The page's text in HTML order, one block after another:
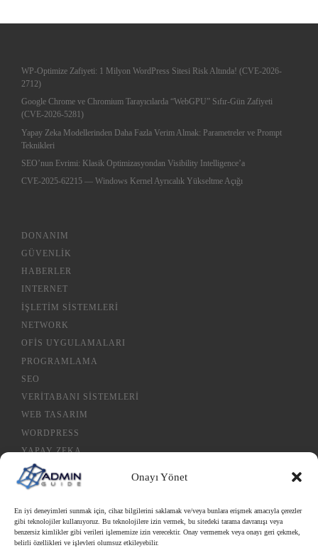
Onayı Yönet
En iyi deneyimleri sunmak için, cihaz bilgilerini saklamak ve/veya bunlara erişmek amacıyla çerezler
gibi teknolojiler kullanıyoruz. Bu teknolojilere izin vermek, bu sitedeki tarama davranışı veya
benzersiz kimlikler gibi verileri işlememize izin verecektir. Onay vermemek veya onayı geri çekmek,
belirli özellikleri ve işlevleri olumsuz etkileyebilir.
WP-Optimize Zafiyeti: 1 Milyon WordPress Sitesi Risk Altında! (CVE-2026-
2712)
Google Chrome ve Chromium Tarayıcılarda “WebGPU” Sıfır-Gün Zafiyeti
(CVE-2026-5281)
Yapay Zeka Modellerinden Daha Fazla Verim Almak: Parametreler ve Prompt
Teknikleri
SEO’nun Evrimi: Klasik Optimizasyondan Visibility Intelligence’a
CVE-2025-62215 — Windows Kernel Ayrıcalık Yükseltme Açığı
DONANIM
GÜVENLIK
HABERLER
INTERNET
İŞLETIM SISTEMLERI
NETWORK
OFIS UYGULAMALARI
PROGRAMLAMA
SEO
VERITABANI SISTEMLERI
WEB TASARIM
WORDPRESS
YAPAY ZEKA
Çerez Politikası
SEO Tools (BETA)